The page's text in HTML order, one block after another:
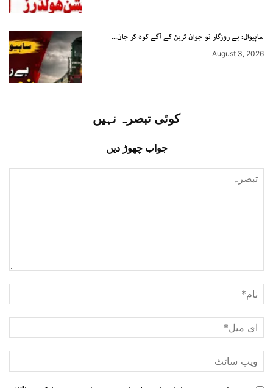
ساہیوال: بے روزگار نو جوان ٹرین کے آگے کود کر جان...
August 3, 2026
کوئی تبصرہ نہیں
جواب چھوڑ دیں